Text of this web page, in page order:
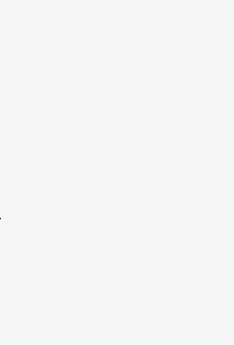
با استفاده از روش‌های زیر می‌توانید این صفحه را با دوستان خود به اشتراک بگذارید.